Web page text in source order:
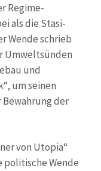
Regime-
als die Stasi-
Wende schrieb
Umweltsünden
und
um seinen
der
von Utopia“
politische Wende